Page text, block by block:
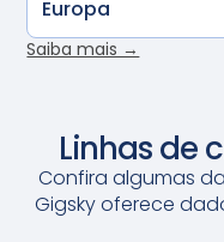
Europa
Saiba mais →
Linhas de
Confira algumas
Gigsky oferece